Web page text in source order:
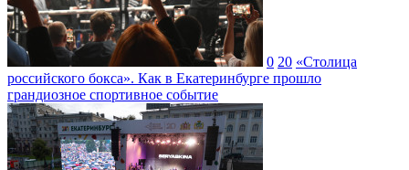
0 20 «Столица
российского бокса». Как в Екатеринбурге прошло
грандиозное спортивное событие